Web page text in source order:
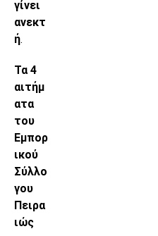
γίνει
ανεκτ
ή.
Τα 4
αιτήμ
ατα
του
Εμπορ
ικού
Σύλλο
γου
Πειρα
ιώς